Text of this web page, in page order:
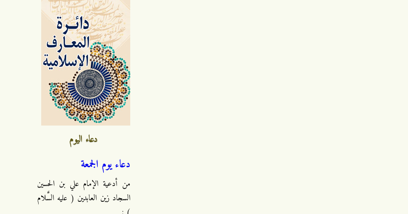
دعاء اليوم
دعاء يوم الجمعة
من أدعية الإمام علي بن الحسين
السجاد زين العابدين ( عليه السَّلام